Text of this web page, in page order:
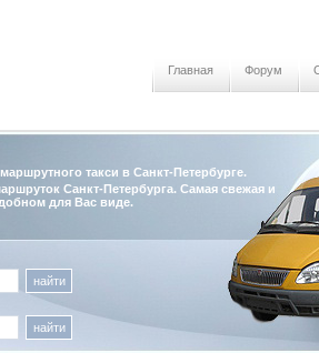
Главная Форум
такси в Санкт-Петербурге.
Санкт-Петербурга. Самая свежая и
для Вас виде.
найти
найти